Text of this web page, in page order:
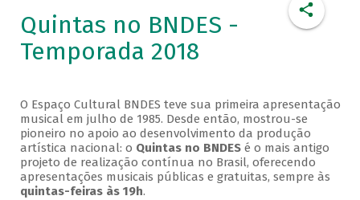
Quintas no BNDES -
Temporada 2018
O Espaço Cultural BNDES teve sua primeira apresentação
musical em julho de 1985. Desde então, mostrou-se
pioneiro no apoio ao desenvolvimento da produção
artística nacional: o Quintas no BNDESé o mais antigo
projeto de realização contínua no Brasil, oferecendo
apresentações musicais públicas e gratuitas, sempre às
quintas-feiras às 19h.